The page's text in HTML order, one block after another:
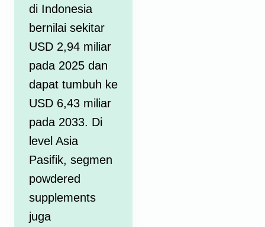
di Indonesia
bernilai sekitar
USD 2,94 miliar
pada 2025 dan
dapat tumbuh ke
USD 6,43 miliar
pada 2033. Di
level Asia
Pasifik, segmen
powdered
supplements
juga